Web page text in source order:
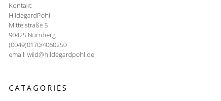
Kontakt:
HildegardPohl
Mittelstraße 5
90425 Nürnberg
(0049)0170/4060250
email: wild@hildegardpohl.de
CATAGORIES